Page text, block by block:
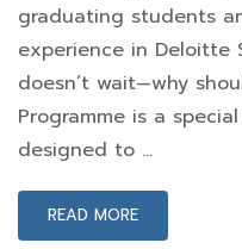
graduating students
experience in Deloitte
doesn’t wait—why
Programme is a
designed to …
READ MORE